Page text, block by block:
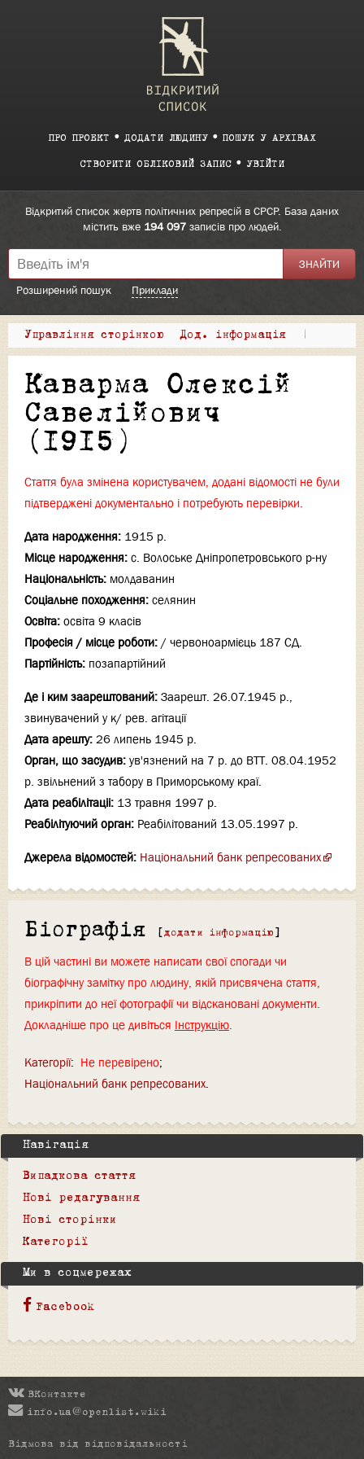
ПРО ПРОЕКТ ДОДАТИ ЛЮДИНУ ПОШУК У АРХІВАХ
СТВОРИТИ ОБЛІКОВИЙ ЗАПИС УВІЙТИ
Відкритий список жертв політичних репресій в СРСР. База даних
містить вже 194 097записів про людей.
Розширений пошук Приклади
Управління сторінкою Дод. інформація |
Каварма Олексій
Савелійович
(1915)
Стаття була змінена користувачем, додані відомості не були
підтверджені документально і потребують перевірки.
Дата народження: 1915 р.
Місце народження: с. Волоське Дніпропетровського р-ну
Національність: молдаванин
Соціальне походження: селянин
Освіта: освіта 9 класів
Професія / місце роботи: / червоноармієць 187 СД.
Партійність: позапартійний
Де і ким заарештований: Заарешт. 26.07.1945 р.,
звинувачений у к/ рев. агітації
Дата арешту: 26 липень 1945 р.
Орган, що засудив: ув'язнений на 7 р. до ВТТ. 08.04.1952
р. звільнений з табору в Приморському краї.
Дата реабілітаціi: 13 травня 1997 р.
Реабілітуючий орган: Реабілітований 13.05.1997 р.
Джерела відомостей: Національний банк репресованих
Біографія [ додати інформацію ]
В цій частині ви можете написати свої спогади чи
біографічну замітку про людину, якій присвячена стаття,
прикріпити до неї фотографії чи відскановані документи.
Докладніше про це дивіться Інструкцію.
Категорії: Не перевірено
Національний банк репресованих
Навігація
Випадкова стаття
Нові редагування
Нові сторінки
Категорії
Ми в соцмережах
Facebook
ВКонтакте
info.ua@openlist.wiki
Відмова від відповідальності